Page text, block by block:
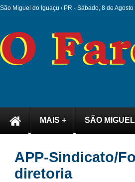
São Miguel do Iguaçu / PR - Sábado, 8 de Agosto
MAIS + SÃO
APP-Sindicato/
diretoria